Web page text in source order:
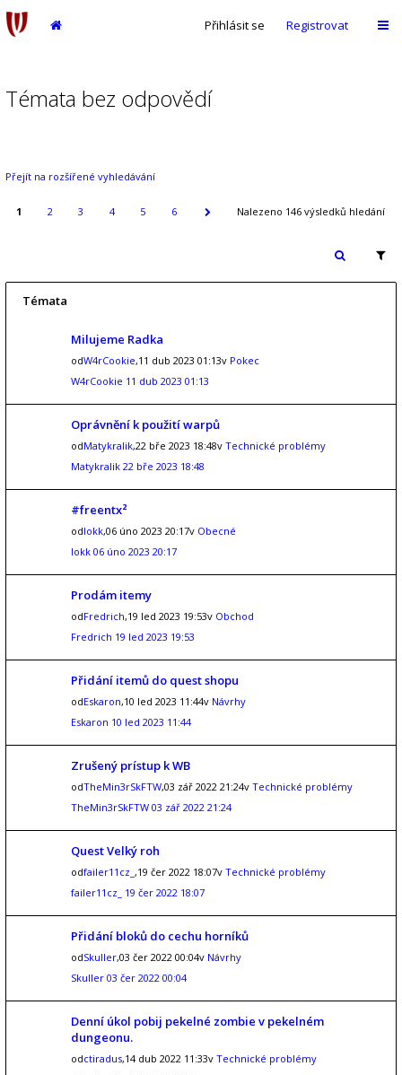
Přihlásit se Registrovat
Témata bez odpovědí
Přejít na rozšířené vyhledávání
1 2 3 4 5 6 Nalezeno 146 výsledků hledání
Témata
Milujeme Radka
odW4rCookie,11 dub 2023 01:13v Pokec
W4rCookie 11 dub 2023 01:13
Oprávnění k použití warpů
odMatykralik,22 bře 2023 18:48v Technické problémy
Matykralik 22 bře 2023 18:48
#freentx²
odlokk,06 úno 2023 20:17v Obecné
lokk 06 úno 2023 20:17
Prodám itemy
odFredrich,19 led 2023 19:53v Obchod
Fredrich 19 led 2023 19:53
Přidání itemů do quest shopu
odEskaron,10 led 2023 11:44v Návrhy
Eskaron 10 led 2023 11:44
Zrušený prístup k WB
odTheMin3rSkFTW,03 zář 2022 21:24v Technické problémy
TheMin3rSkFTW 03 zář 2022 21:24
Quest Velký roh
odfailer11cz_ ,19 čer 2022 18:07v Technické problémy
failer11cz_
19 čer 2022 18:07
Přidání bloků do cechu horníků
odSkuller,03 čer 2022 00:04v Návrhy
Skuller 03 čer 2022 00:04
Denní úkol pobij pekelné zombie v pekelném
dungeonu.
odctiradus,14 dub 2022 11:33v Technické problémy